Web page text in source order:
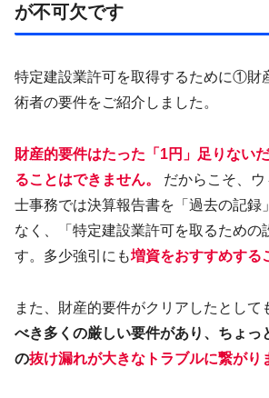
が不可欠です
特定建設業許可を取得するために①
術者の要件をご紹介しました。
財産的要件はたった「1円」足りない
ることはできません。
だからこそ、
士事務では決算報告書を「過去の記録
なく、「特定建設業許可を取るための
す。多少強引にも増資をおすすめする
また、財産的要件がクリアしたとして
べき多くの厳しい要件があり、ちょっ
の抜け漏れが大きなトラブルに繋がり